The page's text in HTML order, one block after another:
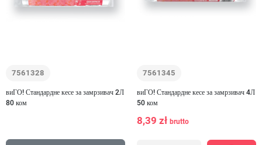
7561328
виГО! Стандардне кесе за замрзивач 2Л
80 ком
7561345
виГО! Стандардне кесе за замрзивач 4Л
50 ком
8,39 zł brutto